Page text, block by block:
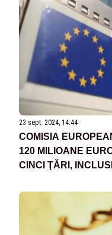
23 sept. 2024, 14:44
COMISIA
120 MILIOANE
CINCI ŢĂRI,